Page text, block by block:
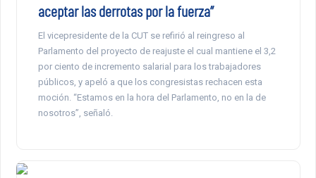
aceptar las derrotas por la fuerza”
El vicepresidente de la CUT se refirió al reingreso al
Parlamento del proyecto de reajuste el cual mantiene el 3,2
por ciento de incremento salarial para los trabajadores
públicos, y apeló a que los congresistas rechacen esta
moción. “Estamos en la hora del Parlamento, no en la de
nosotros”, señaló.